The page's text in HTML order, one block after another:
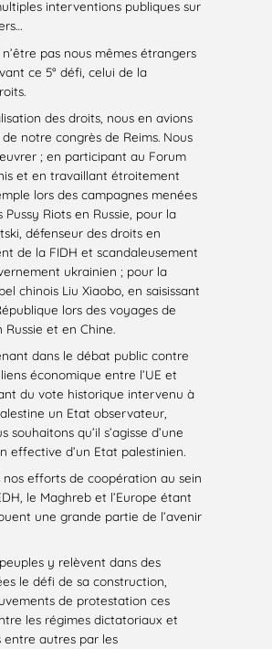
interventions publiques sur
pas nous mêmes étrangers
ce 5° défi, celui de la
des droits, nous en avions
notre congrès de Reims. Nous
; en participant au Forum
et en travaillant étroitement
lors des campagnes menées
Riots en Russie, pour la
défenseur des droits en
de la FIDH et scandaleusement
ukrainien ; pour la
chinois Liu Xiaobo, en saisissant
lors des voyages de
et en Chine.
dans le débat public contre
économique entre l’UE et
du vote historique intervenu à
un Etat observateur,
qu’il s’agisse d’une
effective d’un Etat palestinien.
nos efforts de coopération au sein
le Maghreb et l’Europe étant
une grande partie de l’avenir
y relèvent dans des
le défi de sa construction,
de protestation ces
les régimes dictatoriaux et
entre autres par les